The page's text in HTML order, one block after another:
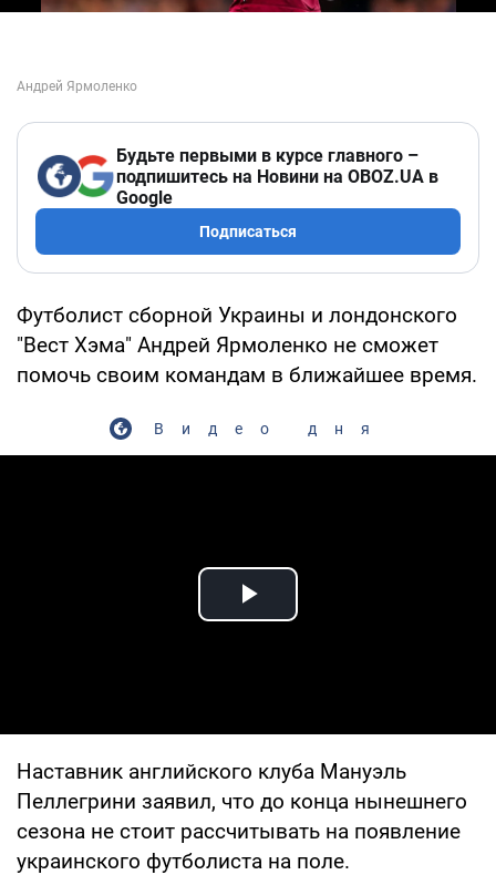
Будьте первыми в курсе главного –
подпишитесь на Новини на OBOZ.UA в
Google
Подписаться
Футболист сборной Украины и лондонского
"Вест Хэма" Андрей Ярмоленко не сможет
помочь своим командам в ближайшее время.
Видео дня
Play Video
Наставник английского клуба Мануэль
Пеллегрини заявил, что до конца нынешнего
сезона не стоит рассчитывать на появление
украинского футболиста на поле.